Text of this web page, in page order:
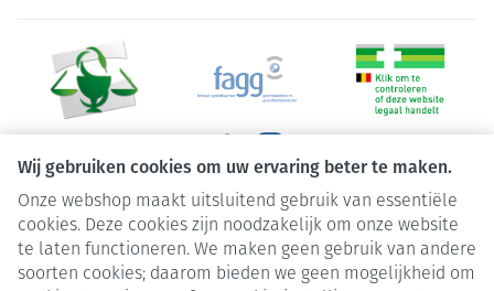
Wij gebruiken cookies om uw ervaring beter te maken.
Onze webshop maakt uitsluitend gebruik van essentiële
cookies. Deze cookies zijn noodzakelijk om onze website
te laten functioneren. We maken geen gebruik van andere
soorten cookies; daarom bieden we geen mogelijkheid om
Juridische links